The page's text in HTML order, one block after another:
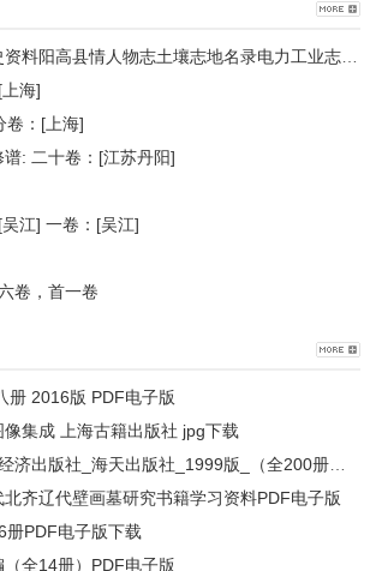
海]
卷：[上海]
: 二十卷：[江苏丹阳]
江] 一卷：[吴江]
卷，首一卷
册 2016版 PDF电子版
集成 上海古籍出版社 jpg下载
齐辽代壁画墓研究书籍学习资料PDF电子版
册PDF电子版下载
全14册）PDF电子版